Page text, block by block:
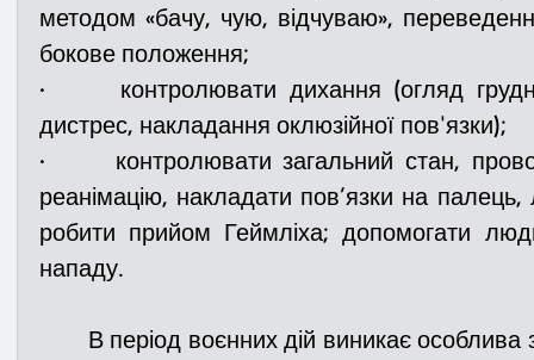
методом «бачу, чую, відчуваю»,
бокове положення;
·      контролювати дихання (огляд
дистрес, накладання оклюзійної пов'язки);
·      контролювати загальний стан,
реанімацію, накладати пов’язки на палець,
робити прийом Геймліха; допомогати
нападу.